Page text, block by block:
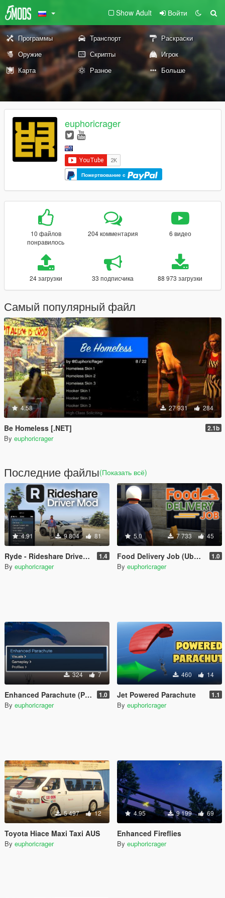
Show Adult Войти
Программы Транспорт
Раскраски
Оружие
Скрипты
Игрок
Карта
Разное Больше
euphoricrager
Пожертвование с
10 файлов
понравилось
204 комментария 6 видео
24 загрузки 33 подписчика 88 973 загрузки
Самый популярный файл
4.58 27 931 284
Be Homeless [.NET] 2.1b
By euphoricrager
Последние файлы(Показать всё)
4.91 9 804 81
Ryde - Rideshare Driver Mod 1.4
By euphoricrager
5.0 7 733 45
Food Delivery Job (Uber Eats, DoorDash driver) 1.0
By euphoricrager
324 7
Enhanced Parachute (Parachute Trainer) 1.0
By euphoricrager
460 14
Jet Powered Parachute 1.1
By euphoricrager
5 497 12
Toyota Hiace Maxi Taxi AUS
By euphoricrager
4.95 9 199 69
Enhanced Fireflies
By euphoricrager